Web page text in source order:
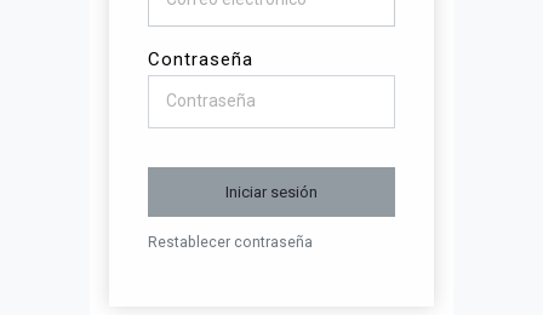
Contraseña
Iniciar sesión
Restablecer contraseña